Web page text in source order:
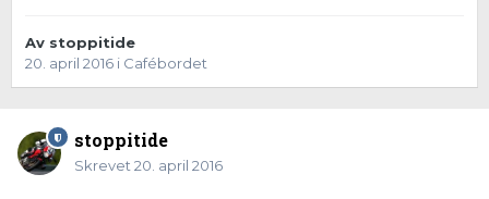
Av stoppitide
20. april 2016 i Cafébordet
stoppitide
Skrevet20. april 2016